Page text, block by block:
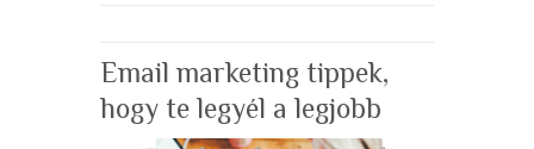
Email marketing tippek,
hogy te legyél a legjobb